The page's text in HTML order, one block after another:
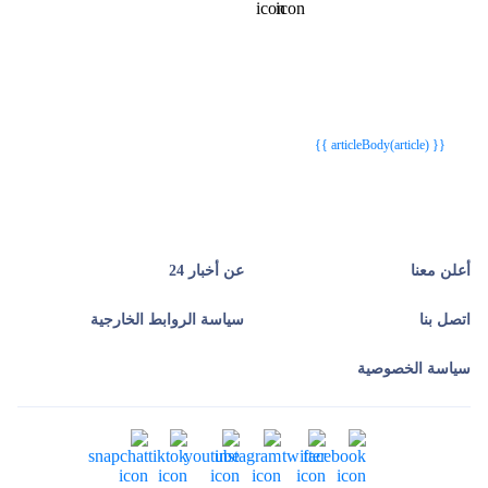
{{ articleBody(article) }}
أعلن معنا عن أخبار 24
اتصل بنا سياسة الروابط الخارجية
سياسة الخصوصية